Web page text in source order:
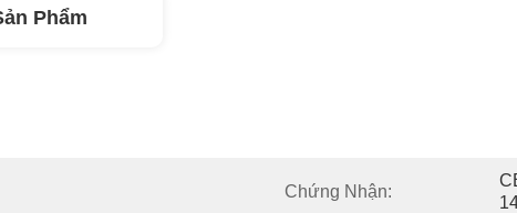
Phẩm
Chứng Nhận: